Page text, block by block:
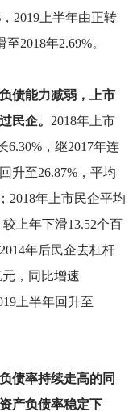
2019上半年由正转
2018年2.69%。
债能力减弱，上市
民企。 2018年上市
6.30%，继2017年连
升至26.87%，平均
2018年上市民企平均
上年下滑13.52个百
年后民企去杠杆
，同比增速
上半年回升至
债率持续走高的同
产负债率稳定下